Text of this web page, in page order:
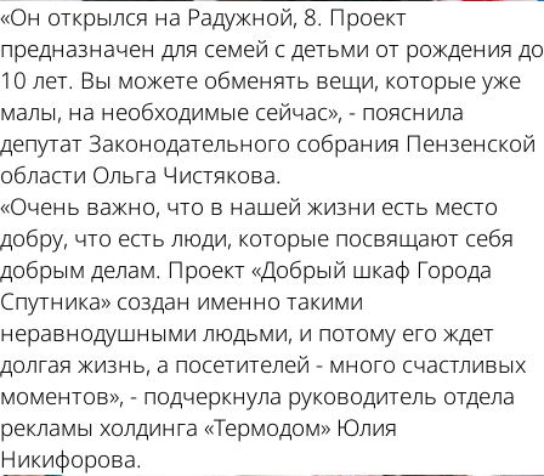
«Он открылся на Радужной, 8. Проект
предназначен для семей с детьми от рождения до
10 лет. Вы можете обменять вещи, которые уже
малы, на необходимые сейчас», - пояснила
депутат Законодательного собрания Пензенской
области Ольга Чистякова.
«Очень важно, что в нашей жизни есть место
добру, что есть люди, которые посвящают себя
добрым делам. Проект «Добрый шкаф Города
Спутника» создан именно такими
неравнодушными людьми, и потому его ждет
долгая жизнь, а посетителей - много счастливых
моментов», - подчеркнула руководитель отдела
рекламы холдинга «Термодом» Юлия
Никифорова.